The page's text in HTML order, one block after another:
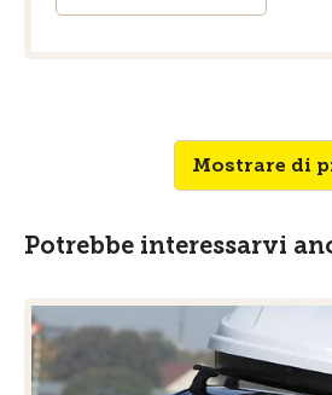
Mostrare di
Potrebbe interessarvi